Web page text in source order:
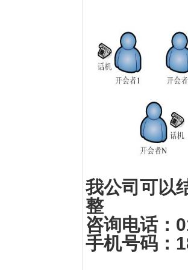
我公司可以
整
咨询电话：
手机号码：